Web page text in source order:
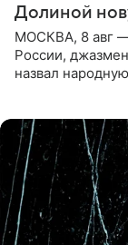
Долиной
МОСКВА, 8 авг
России,
назвал